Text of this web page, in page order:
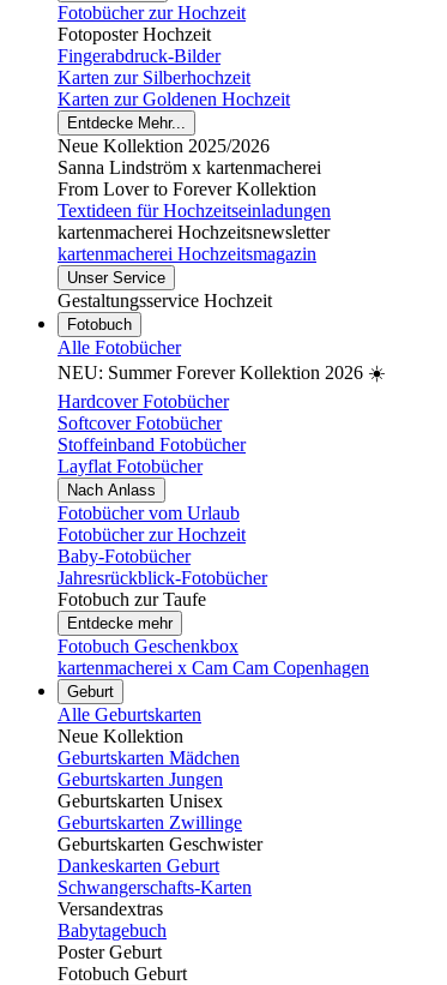
Fotobücher zur Hochzeit
Fotoposter Hochzeit
Fingerabdruck-Bilder
Karten zur Silberhochzeit
Karten zur Goldenen Hochzeit
Entdecke Mehr...
Neue Kollektion 2025/2026
Sanna Lindström x kartenmacherei
From Lover to Forever Kollektion
Textideen für Hochzeitseinladungen
kartenmacherei Hochzeitsnewsletter
kartenmacherei Hochzeitsmagazin
Unser Service
Gestaltungsservice Hochzeit
Fotobuch
Alle Fotobücher
NEU: Summer Forever Kollektion 2026 ☀️
Hardcover Fotobücher
Softcover Fotobücher
Stoffeinband Fotobücher
Layflat Fotobücher
Nach Anlass
Fotobücher vom Urlaub
Fotobücher zur Hochzeit
Baby-Fotobücher
Jahresrückblick-Fotobücher
Fotobuch zur Taufe
Entdecke mehr
Fotobuch Geschenkbox
kartenmacherei x Cam Cam Copenhagen
Geburt
Alle Geburtskarten
Neue Kollektion
Geburtskarten Mädchen
Geburtskarten Jungen
Geburtskarten Unisex
Geburtskarten Zwillinge
Geburtskarten Geschwister
Dankeskarten Geburt
Schwangerschafts-Karten
Versandextras
Babytagebuch
Poster Geburt
Fotobuch Geburt